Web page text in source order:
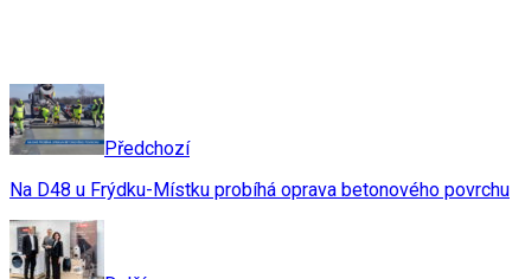
Předchozí
Na D48 u Frýdku-Místku probíhá oprava betonového povrchu